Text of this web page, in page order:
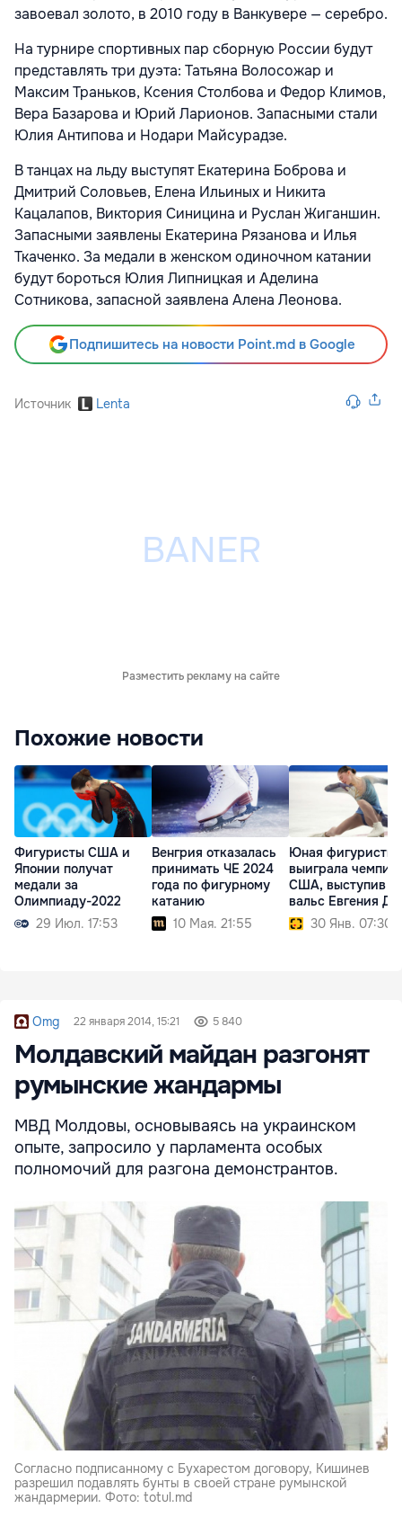
завоевал золото, в 2010 году в Ванкувере — серебро.
На турнире спортивных пар сборную России будут
представлять три дуэта: Татьяна Волосожар и
Максим Траньков, Ксения Столбова и Федор Климов,
Вера Базарова и Юрий Ларионов. Запасными стали
Юлия Антипова и Нодари Майсурадзе.
В танцах на льду выступят Екатерина Боброва и
Дмитрий Соловьев, Елена Ильиных и Никита
Кацалапов, Виктория Синицина и Руслан Жиганшин.
Запасными заявлены Екатерина Рязанова и Илья
Ткаченко. За медали в женском одиночном катании
будут бороться Юлия Липницкая и Аделина
Сотникова, запасной заявлена Алена Леонова.
Подпишитесь на новости Point.md в Google
Источник Lenta
Разместить рекламу на сайте
Похожие новости
Фигуристы США и
Японии получат
медали за
Олимпиаду-2022
29 Июл. 17:53
Венгрия отказалась
принимать ЧЕ 2024
года по фигурному
катанию
10 Мая. 21:55
Юная фигуристка
выиграла
США, выступив
вальс Евгения
30 Янв. 07:30
Omg 22 января 2014, 15:21 5 840
Молдавский майдан разгонят
румынские жандармы
МВД Молдовы, основываясь на украинском
опыте, запросило у парламента особых
полномочий для разгона демонстрантов.
Согласно подписанному с Бухарестом договору, Кишинев
разрешил подавлять бунты в своей стране румынской
жандармерии. Фото: totul.md